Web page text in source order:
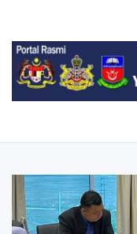
Skip to main